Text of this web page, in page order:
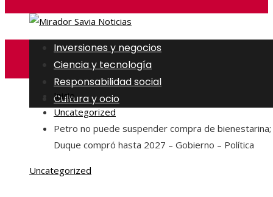
Inversiones y negocios
Ciencia y tecnología
Responsabilidad social
Cultura y ocio
Inicio
Uncategorized
Petro no puede suspender compra de bienestarina;
Duque compró hasta 2027 – Gobierno – Política
Uncategorized